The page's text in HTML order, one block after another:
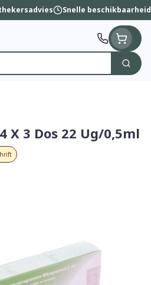
Snelle beschikbaarheid
Zoek
X 3 Dos 22 Ug/0,5ml